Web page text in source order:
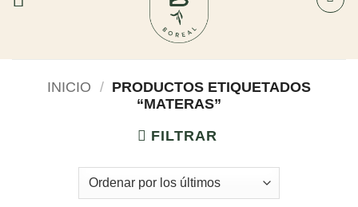
INICIO / PRODUCTOS ETIQUETADOS
“MATERAS”
FILTRAR